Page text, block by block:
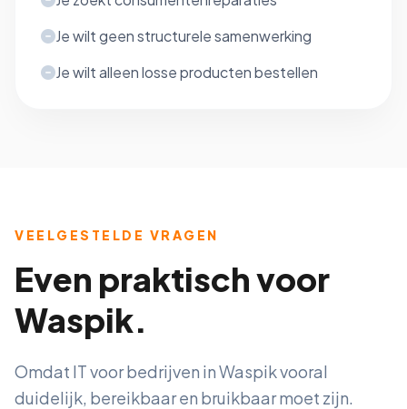
Je wilt geen structurele samenwerking
Je wilt alleen losse producten bestellen
VEELGESTELDE VRAGEN
Even praktisch voor
Waspik.
Omdat IT voor bedrijven in Waspik vooral
duidelijk, bereikbaar en bruikbaar moet zijn.